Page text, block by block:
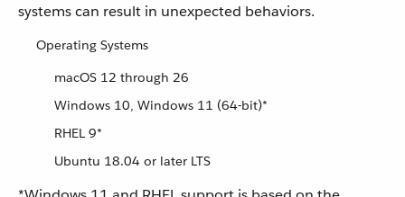
systems can result in unexpected behaviors.
Operating Systems
macOS 12 through 26
Windows 10, Windows 11 (64-bit)*
RHEL 9*
Ubuntu 18.04 or later LTS